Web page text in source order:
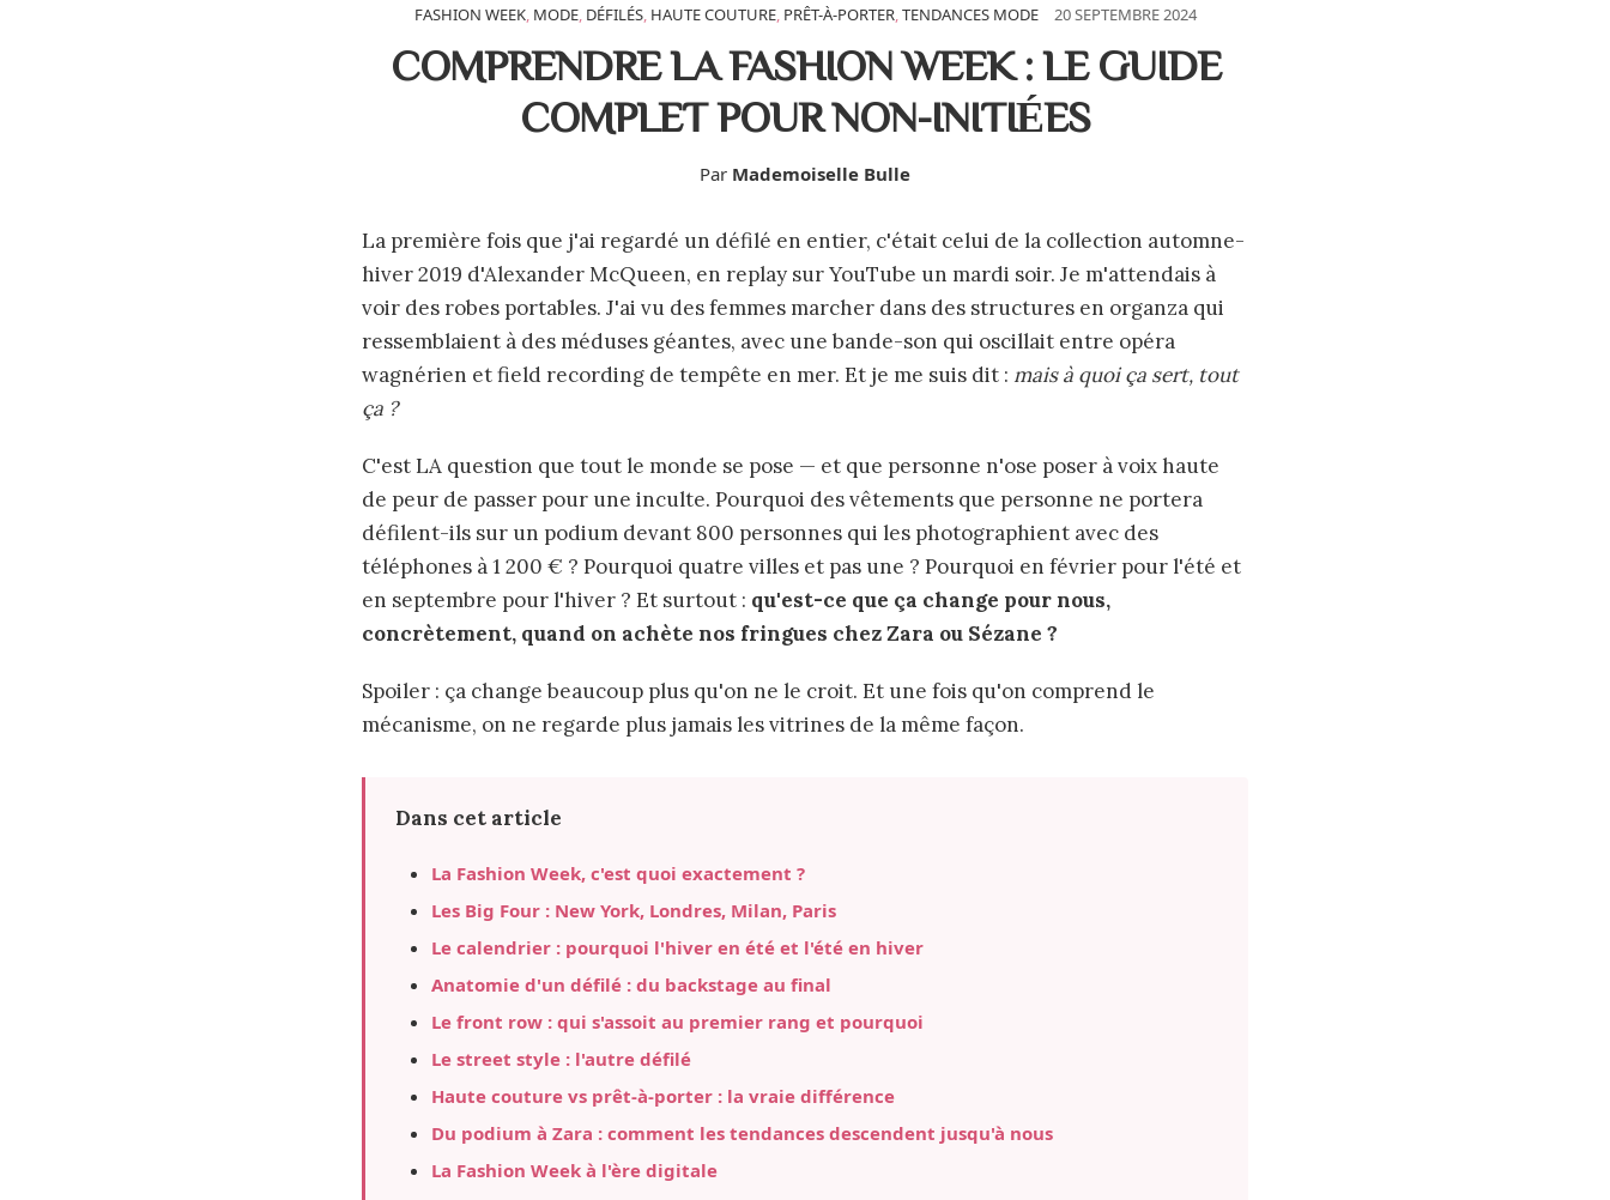
FASHION WEEK, MODE, DÉFILÉS, HAUTE COUTURE, PRÊT-À-PORTER,TENDANCES MODE 20 SEPTEMBRE 2024
COMPRENDRE LA FASHION WEEK : LE GUIDE
COMPLET POUR NON-INITIÉES
Par Mademoiselle Bulle
La première fois que j'ai regardé un défilé en entier, c'était celui de la collection automne-
hiver 2019 d'Alexander McQueen, en replay sur YouTube un mardi soir. Je m'attendais à
voir des robes portables. J'ai vu des femmes marcher dans des structures en organza qui
ressemblaient à des méduses géantes, avec une bande-son qui oscillait entre opéra
wagnérien et field recording de tempête en mer. Et je me suis dit : mais à quoi ça sert, tout
ça ?
C'est LA question que tout le monde se pose — et que personne n'ose poser à voix haute
de peur de passer pour une inculte. Pourquoi des vêtements que personne ne portera
défilent-ils sur un podium devant 800 personnes qui les photographient avec des
téléphones à 1 200 € ? Pourquoi quatre villes et pas une ? Pourquoi en février pour l'été et
en septembre pour l'hiver ? Et surtout : qu'est-ce que ça change pour nous,
concrètement, quand on achète nos fringues chez Zara ou Sézane ?
Spoiler : ça change beaucoup plus qu'on ne le croit. Et une fois qu'on comprend le
mécanisme, on ne regarde plus jamais les vitrines de la même façon.
Dans cet article
La Fashion Week, c'est quoi exactement ?
Les Big Four : New York, Londres, Milan, Paris
Le calendrier : pourquoi l'hiver en été et l'été en hiver
Anatomie d'un défilé : du backstage au final
Le front row : qui s'assoit au premier rang et pourquoi
Le street style : l'autre défilé
Haute couture vs prêt-à-porter : la vraie différence
Du podium à Zara : comment les tendances descendent jusqu'à nous
La Fashion Week à l'ère digitale